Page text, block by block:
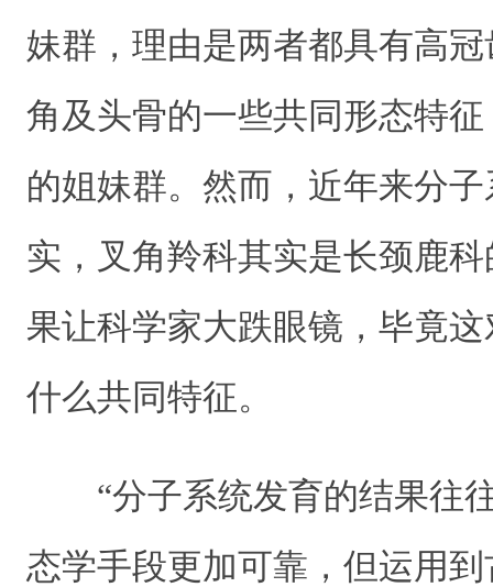
妹群，理由是两者都具有高
角及头骨的一些共同形态特
的姐妹群。然而，近年来分
实，叉角羚科其实是长颈鹿
果让科学家大跌眼镜，毕竟
什么共同特征。
“分子系统发育的结果往
态学手段更加可靠，但运用